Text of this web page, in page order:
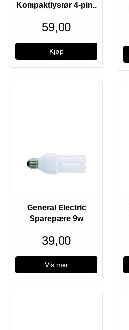
Kompaktlysrør 4-pin..
59,00
General Electric
Sparepære 9w
39,00
Vis mer